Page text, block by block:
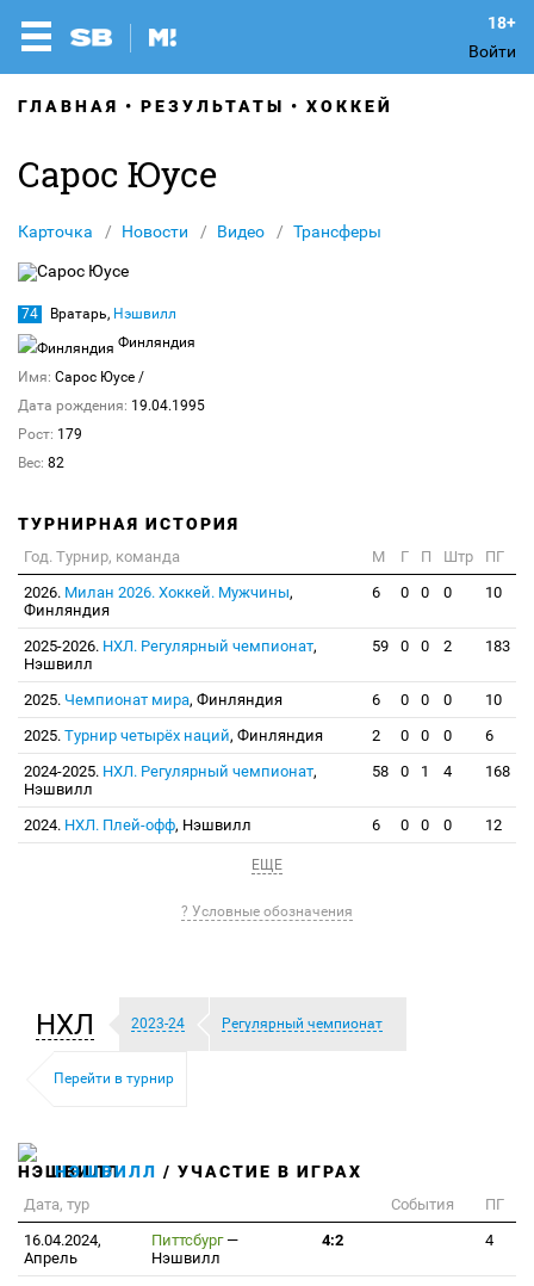
Войти
ГЛАВНАЯ РЕЗУЛЬТАТЫ ХОККЕЙ
Сарос Юусе
Карточка Новости Видео Трансферы
74 Вратарь, Нэшвилл
Финляндия
Имя: Сарос Юусе /
Дата рождения: 19.04.1995
Рост: 179
Вес: 82
ТУРНИРНАЯ ИСТОРИЯ
Год. Турнир, команда М Г П Штр
ПГ
2026. Милан 2026. Хоккей. Мужчины,
Финляндия
6 0 0 0 10
2025-2026. НХЛ. Регулярный чемпионат,
Нэшвилл
59 0 0 2 183
2025. Чемпионат мира, Финляндия 6 0 0 0
10
2025. Турнир четырёх наций, Финляндия 2 0 0 0
6
2024-2025. НХЛ. Регулярный чемпионат,
Нэшвилл
58 0 1 4 168
2024. НХЛ. Плей-офф, Нэшвилл 6 0 0 0 12
ЕЩЕ
? Условные обозначения
НХЛ 2023-24 Регулярный чемпионат
Перейти в турнир
НЭШВИЛЛ / УЧАСТИЕ В ИГРАХ
Дата, тур События
ПГ
16.04.2024,
Апрель
Питтсбург —
Нэшвилл
4:2 4